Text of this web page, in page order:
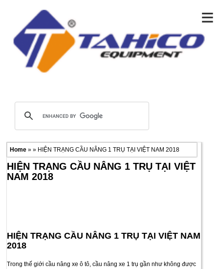
≡
Home» » HIỆN TRẠNG CẦU NÂNG 1 TRỤ TẠI VIỆT NAM 2018
HIỆN TRẠNG CẦU NÂNG 1 TRỤ TẠI VIỆT
NAM 2018
HIỆN TRẠNG CẦU NÂNG 1 TRỤ TẠI VIỆT NAM
2018
Trong thế giới cầu nâng xe ô tô, cầu nâng xe 1 trụ gần như không được